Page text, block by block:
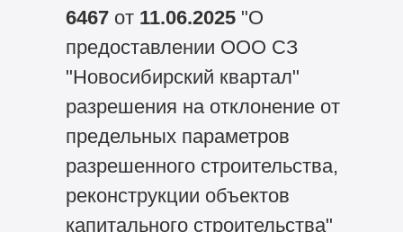
6467от 11.06.2025"О
предоставлении ООО СЗ
"Новосибирский квартал"
разрешения на отклонение от
предельных параметров
разрешенного строительства,
реконструкции объектов
капитального строительства"